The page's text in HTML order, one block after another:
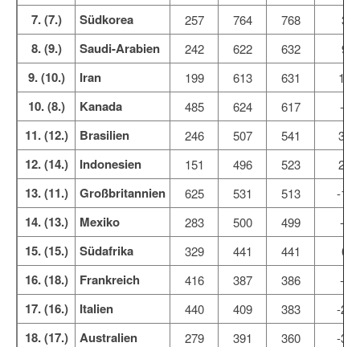
7. (7.) Südkorea 257 764 768 3
8. (9.) Saudi-Arabien 242 622 632 9
9. (10.) Iran 199 613 631 18
10. (8.) Kanada 485 624 617 -7
11. (12.) Brasilien 246 507 541 34
12. (14.) Indonesien 151 496 523 27
13. (11.) Großbritannien 625 531 513 -17
14. (13.) Mexiko 283 500 499 -1
15. (15.) Südafrika 329 441 441 0
16. (18.) Frankreich 416 387 386 -1
17. (16.) Italien 440 409 383 -25
18. (17.) Australien 279 391 360 -31